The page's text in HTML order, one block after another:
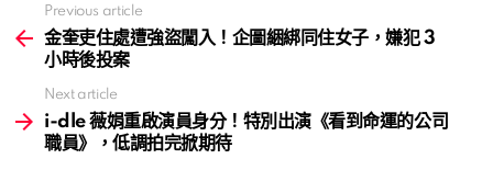
more
Previous article
金奎吏住處遭強盜闖入！企圖綑綁同住女子，嫌犯 3
小時後投案
Next article
i-dle 薇娟重啟演員身分！特別出演《看到命運的公司
職員》，低調拍完掀期待